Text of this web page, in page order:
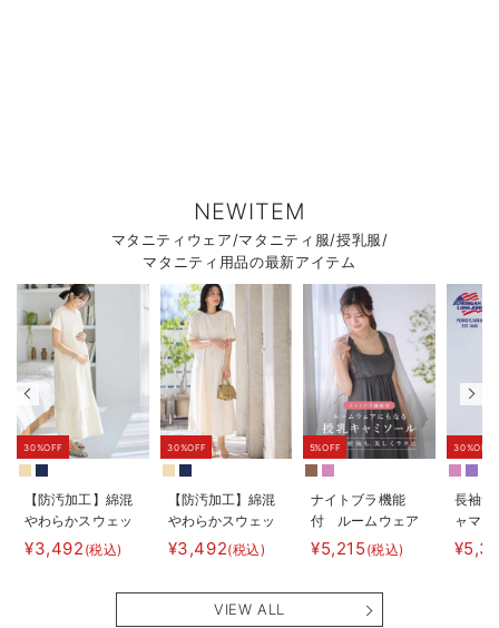
NEWITEM
マタニティウェア/マタニティ服/授乳服/
マタニティ用品の最新アイテム
30%OFF
【防汚加工】綿混
やわらかスウェッ
ト半袖ティアード
ネグリジェ マタ
¥3,492 (税込)
30%OFF
【防汚加工】綿混
やわらかスウェッ
ト半袖フレアワン
ピース マタニテ
も長く使える】
¥3,492(税込)
5%OFF
ナイトブラ機能
付 ルームウェア
にもなる授乳キャ
ミソール
¥5,215 (税込)
30%OFF
長袖サ
ャマ
ェー
VIEW ALL